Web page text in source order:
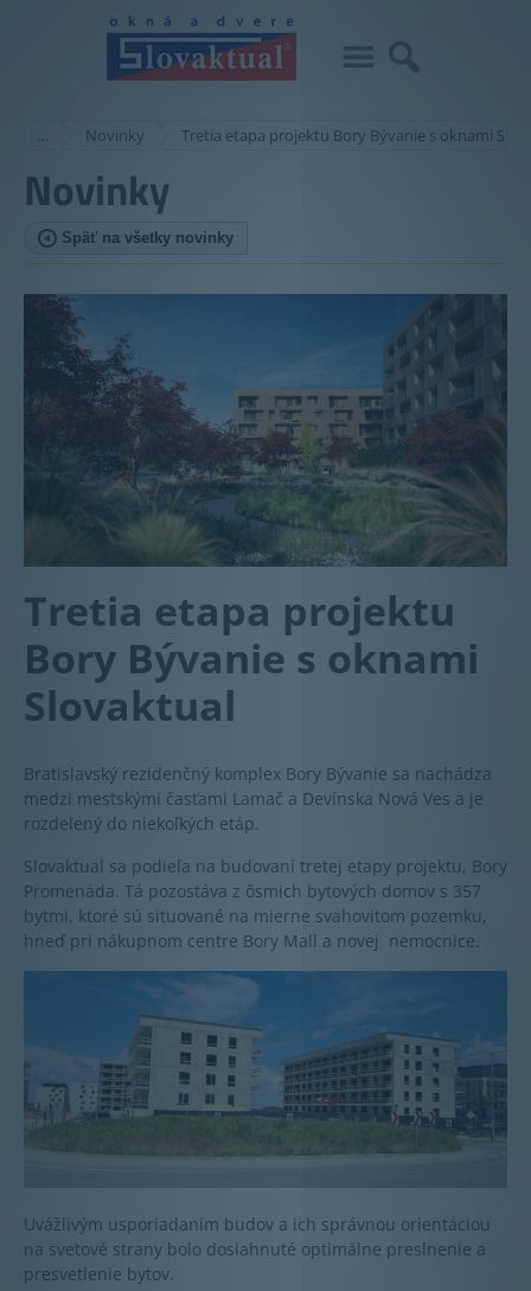
… Novinky Tretia etapa projektu Bory Bývanie s oknami
Novinky
Späť na všetky novinky
Tretia etapa projektu
Bory Bývanie s oknami
Slovaktual
Bratislavský rezidenčný komplex Bory Bývanie sa nachádza
medzi mestskými časťami Lamač a Devínska Nová Ves a je
rozdelený do niekoľkých etáp.
Slovaktual sa podieľa na budovaní tretej etapy projektu, Bory
Promenáda. Tá pozostáva z ôsmich bytových domov s 357
bytmi, ktoré sú situované na mierne svahovitom pozemku,
hneď pri nákupnom centre Bory Mall a novej nemocnice.
Uvážlivým usporiadaním budov a ich správnou orientáciou
na svetové strany bolo dosiahnuté optimálne preslnenie a
presvetlenie bytov.